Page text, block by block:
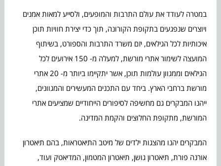
במטרה לעודד את עולם התרבות והמופעים, ולסייע למאות אמנים
ויוצרים שנפגעים בתקופת הקורונה, תוך כדי יצירת חוויות תוכן
איכותיות לכל הגילאים, יזם משרד התרבות והספורט, בשיתוף
המועצה לשימור אתרי מורשת, למעלה מ- 150 אירועים לכל
הגילאים וממגוון עולמות תוכן, אשר יתקיימו ביותר מ- 20 אתרי
מורשת ברחבי הארץ. ביחד עם התכנים המעשירים והמגוונים,
ייהנו המבקרים גם מחשיפה לסיפורים הייחודיים שמציעים אתרי
המורשת, מתקופת החלוצים והקמת המדינה.
המבקרים יהנו מהצגות ילדים של מיטב התיאטראות, בהם תיאטרון
אורנה פורת, תיאטרון גושן, תיאטרון המטמון, המדיאטק ועוד,